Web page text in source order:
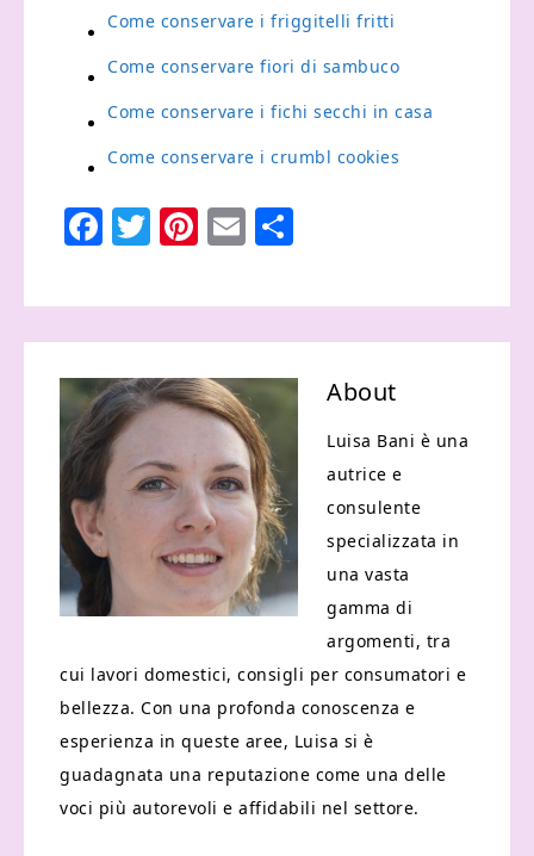
Come conservare i friggitelli fritti​
Come conservare fiori di sambuco​
Come conservare i fichi secchi in casa​
Come conservare i crumbl cookies​
Facebook
Twitter
Pinterest
Email
About
Luisa Bani è una
autrice e
consulente
specializzata in
una vasta
gamma di
argomenti, tra
cui lavori domestici, consigli per consumatori e
bellezza. Con una profonda conoscenza e
esperienza in queste aree, Luisa si è
guadagnata una reputazione come una delle
voci più autorevoli e affidabili nel settore.